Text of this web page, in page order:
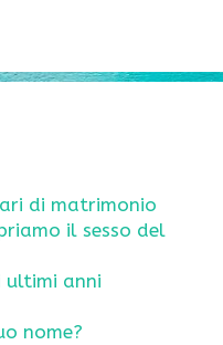
di matrimonio
il sesso del
ultimi anni
nome?